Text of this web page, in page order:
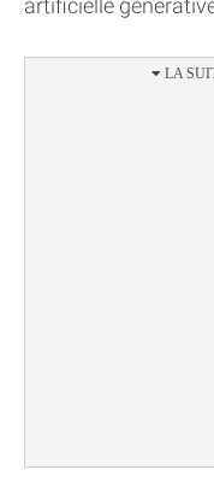
artificielle